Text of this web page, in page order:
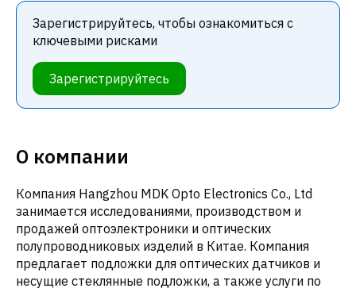
Зарегистрируйтесь, чтобы ознакомиться с
ключевыми рисками
Зарегистрируйтесь
О компании
Компания Hangzhou MDK Opto Electronics Co., Ltd
занимается исследованиями, производством и
продажей оптоэлектроники и оптических
полупроводниковых изделий в Китае. Компания
предлагает подложки для оптических датчиков и
несущие стеклянные подложки, а также услуги по